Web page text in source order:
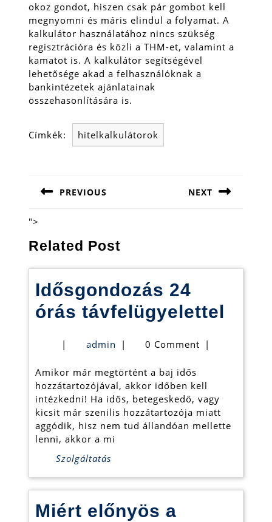
okoz gondot, hiszen csak pár gombot kell
megnyomni és máris elindul a folyamat. A
kalkulátor használatához nincs szükség
regisztrációra és közli a THM-et, valamint a
kamatot is. A kalkulátor segítségével
lehetősége akad a felhasználóknak a
bankintézetek ajánlatainak
összehasonlítására is.
Címkék: hitelkalkulátorok
navigáció
PREVIOUS
post:
NEXT
">
Related Post
Idősgondozás 24
órás távfelügyelettel
| admin admin
| 0 Comment |
Amikor már megtörtént a baj idős
hozzátartozójával, akkor időben kell
intézkedni! Ha idős, betegeskedő, vagy
kicsit már szenilis hozzátartozója miatt
aggódik, hisz nem tud állandóan mellette
lenni, akkor a mi
Szolgáltatás
Miért előnyös a